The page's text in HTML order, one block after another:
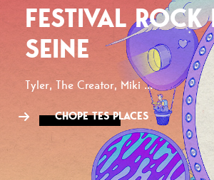
FESTIVAL ROCK
SEINE
Tyler, The Creator, Miki ...
CHOPE TES PLACES